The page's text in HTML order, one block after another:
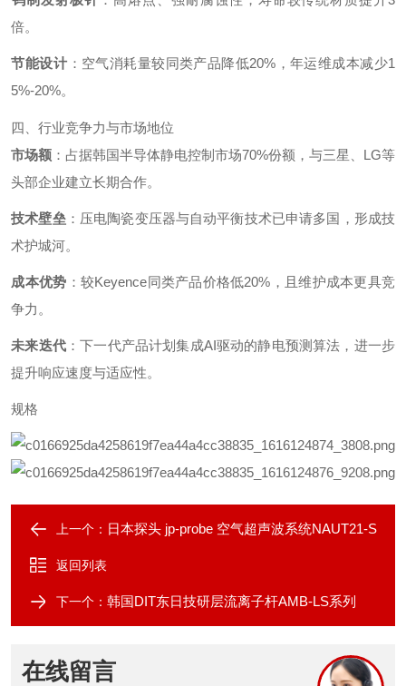
倍。
节能设计 ‌：空气消耗量较同类产品降低20%，年运维成本减少1
5%-20%。
四、行业竞争力与市场地位
市场额 ‌：占据韩国半导体静电控制市场70%份额，与三星、LG等
头部企业建立长期合作。
技术壁垒‌：压电陶瓷变压器与自动平衡技术已申请多国，形成技
术护城河。
成本优势 ‌：较Keyence同类产品价格低20%，且维护成本更具竞
争力。
未来迭代‌：下一代产品计划集成AI驱动的静电预测算法，进一步
提升响应速度与适应性。
规格
上一个： 日本探头 jp-probe 空气超声波系统NAUT21-S
返回列表
下一个： 韩国DIT东日技研层流离子杆AMB-LS系列
在线留言